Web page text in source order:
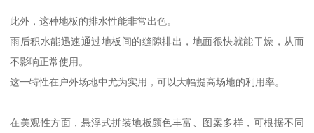
此外，这种地板的排水性能非常出色。
雨后积水能迅速通过地板间的缝隙排出，地面很快就能干燥，从而
不影响正常使用。
这一特性在户外场地中尤为实用，可以大幅提高场地的利用率。
在美观性方面，悬浮式拼装地板颜色丰富、图案多样，可根据不同